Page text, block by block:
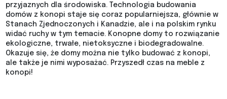
przyjaznych dla środowiska. Technologia budowania
domów z konopi staje się coraz popularniejsza, głównie w
Stanach Zjednoczonych i Kanadzie, ale i na polskim rynku
widać ruchy w tym temacie. Konopne domy to rozwiązanie
ekologiczne, trwałe, nietoksyczne i biodegradowalne.
Okazuje się, że domy można nie tylko budować z konopi,
ale także je nimi wyposażać. Przyszedł czas na meble z
konopi!